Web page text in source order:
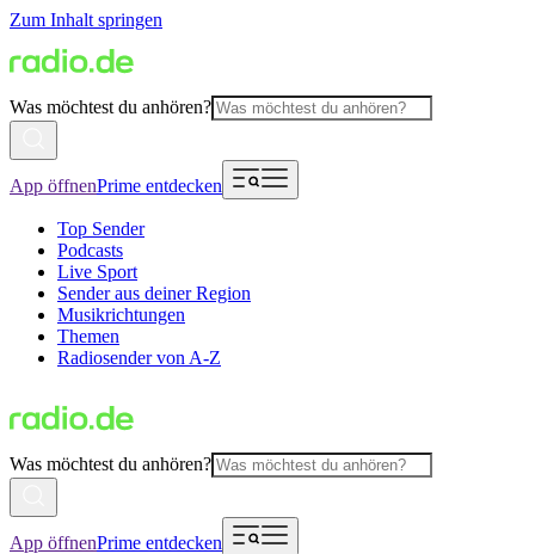
Zum Inhalt springen
Was möchtest du anhören?
App öffnenPrime entdecken
Top Sender
Podcasts
Live Sport
Sender aus deiner Region
Musikrichtungen
Themen
Radiosender von A-Z
Was möchtest du anhören?
App öffnenPrime entdecken